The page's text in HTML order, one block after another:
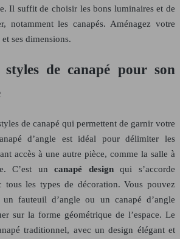
Il suffit de choisir les bons luminaires et de
notamment les canapés. Aménagez votre
ses dimensions.
de canapé pour son
de canapé qui permettent de garnir votre
d’angle est idéal pour délimiter les
accès à une autre pièce, comme la salle à
C’est uncanapé designqui s’accorde
tous les types de décoration. Vous pouvez
fauteuil d’angle ou un canapé d’angle
sur la forme géométrique de l’espace. Le
traditionnel, avec un design élégant et